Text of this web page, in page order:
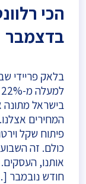
בדצמבר
בלאק פריידי
בישראל מתונה
המחירים
פיתוח שקל
כולם. זה
אותנו,
חודש נובמבר